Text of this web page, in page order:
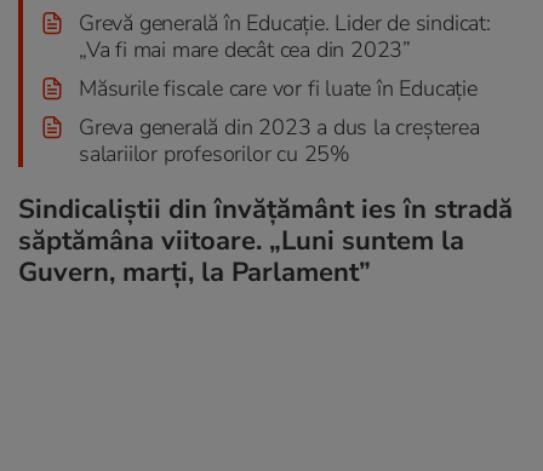
Grevă generală în Educație. Lider de sindicat:
„Va fi mai mare decât cea din 2023”
Măsurile fiscale care vor fi luate în Educație
Greva generală din 2023 a dus la creșterea
salariilor profesorilor cu 25%
Sindicaliștii din învățământ ies în stradă
săptămâna viitoare. „Luni suntem la
Guvern, marți, la Parlament”